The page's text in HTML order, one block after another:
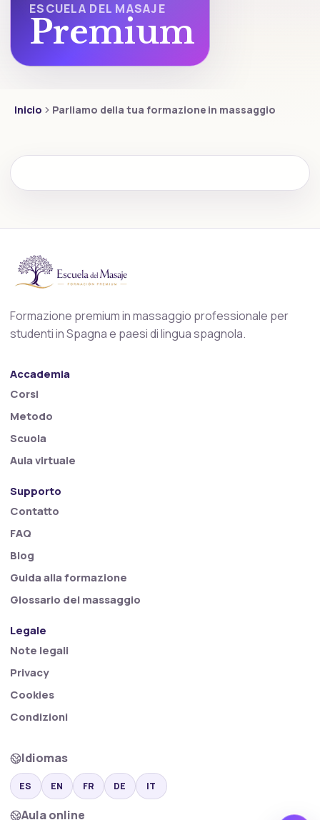
ESCUELA DEL MASAJE
Premium
Inicio Parliamo della tua formazione in massaggio
Formazione premium in massaggio professionale per
studenti in Spagna e paesi di lingua spagnola.
Accademia
Corsi
Metodo
Scuola
Aula virtuale
Supporto
Contatto
FAQ
Blog
Guida alla formazione
Glossario del massaggio
Legale
Note legali
Privacy
Cookies
Condizioni
Idiomas
ES EN FR DE IT
Aula online